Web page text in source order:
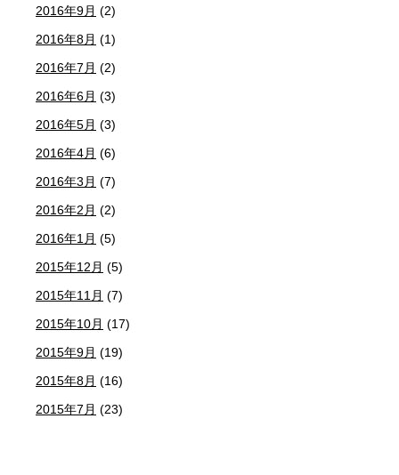
2016年9月 (2)
2016年8月 (1)
2016年7月 (2)
2016年6月 (3)
2016年5月 (3)
2016年4月 (6)
2016年3月 (7)
2016年2月 (2)
2016年1月 (5)
2015年12月 (5)
2015年11月 (7)
2015年10月 (17)
2015年9月 (19)
2015年8月 (16)
2015年7月 (23)